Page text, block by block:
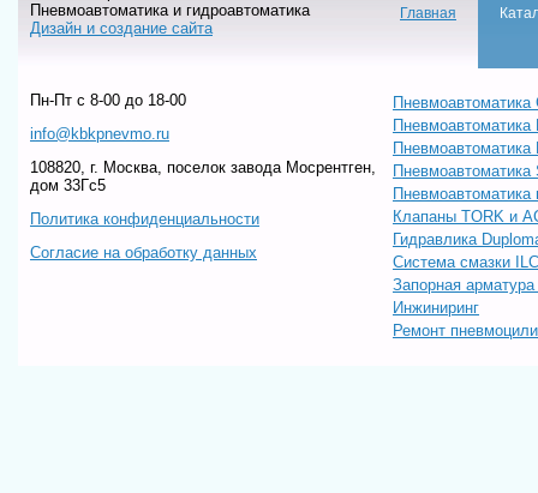
Пневмоавтоматика и гидроавтоматика
Дизайн и создание сайта
Главная
Пн-Пт c 8-00 до 18-00
info@kbkpnevmo.ru
108820, г. Москва, поселок завода Мосрентген,
дом 33Гс5
Политика конфиденциальности
Согласие на обработку данных
Пневмоавтоматика
Пневмоавтоматика
Пневмоавтоматика
Пневмоавтоматика
Клапаны TORK и
Гидравлика
Система смазки ILC
Запорная
Инжиниринг
Ремонт